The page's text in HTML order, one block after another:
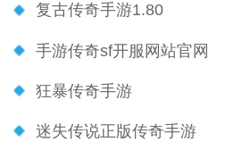
复古传奇手游1.80
手游传奇sf开服网站官网
狂暴传奇手游
迷失传说正版传奇手游